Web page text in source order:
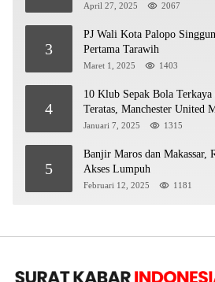
April 27, 2025 2067
3
PJ Wali Kota Palopo
Pertama Tarawih
Maret 1, 2025 1403
4
10 Klub Sepak Bola
Teratas, Manchester United
Januari 7, 2025 1315
5
Banjir Maros dan Makassar,
Akses Lumpuh
Februari 12, 2025 1181